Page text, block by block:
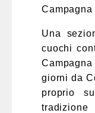
Campagna
Una
cuochi
giorni da
proprio